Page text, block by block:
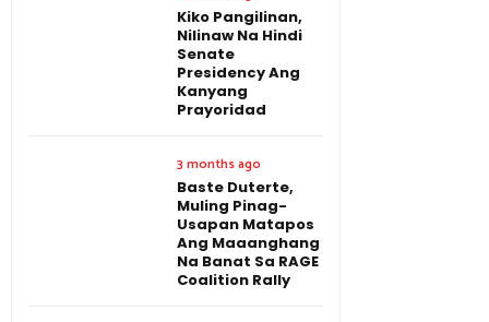
Kiko Pangilinan,
Nilinaw Na Hindi
Senate
Presidency Ang
Kanyang
Prayoridad
3 months ago
Baste Duterte,
Muling Pinag-
Usapan Matapos
Ang Maaanghang
Na Banat Sa RAGE
Coalition Rally